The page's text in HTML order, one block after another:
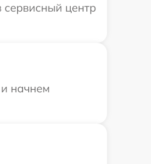
сервисный центр
начнем